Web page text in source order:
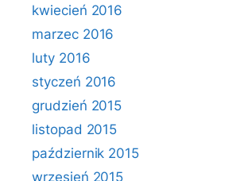
kwiecień 2016
marzec 2016
luty 2016
styczeń 2016
grudzień 2015
listopad 2015
październik 2015
wrzesień 2015